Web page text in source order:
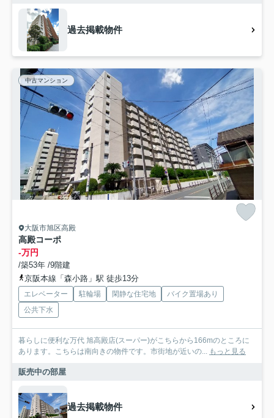
過去掲載物件
中古マンション
大阪市旭区高殿
高殿コーポ
-万円
/築53年 /9階建
京阪本線「森小路」駅 徒歩13分
エレベーター 駐輪場 閑静な住宅地
バイク置場あり
公共下水
暮らしに便利な万代 旭高殿店(スーパー)がこちらから166mのところに
あります。こちらは南向きの物件です。市街地が近いの...
もっと見る
販売中の部屋
過去掲載物件